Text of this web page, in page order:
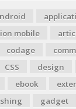
mobile
codage
CSS design
ebook
gadget